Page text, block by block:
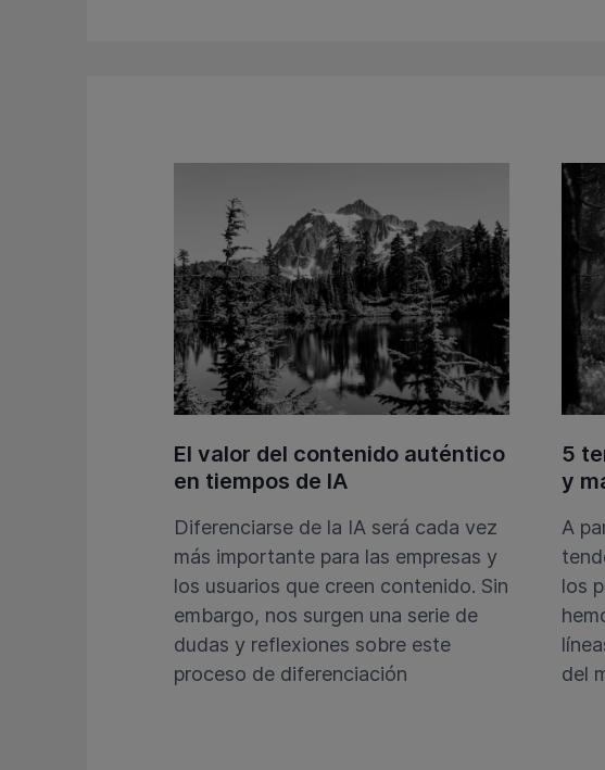
El valor del contenido auténtico
en tiempos de IA
Diferenciarse de la IA será cada vez
más importante para las empresas y
los usuarios que creen contenido. Sin
embargo, nos surgen una serie de
dudas y reflexiones sobre este
proceso de diferenciación
5
y
A
los
del